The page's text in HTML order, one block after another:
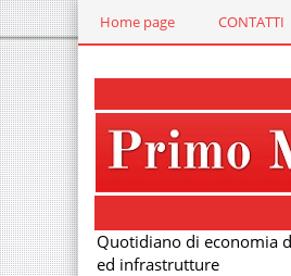
Home page CONTATTI
Quotidiano di economia
ed infrastrutture